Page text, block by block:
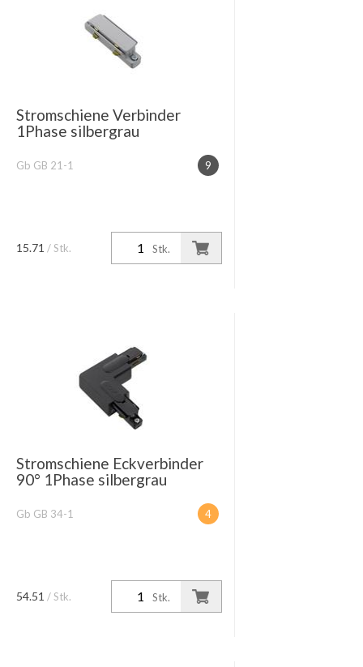
Stromschiene Verbinder
1Phase silbergrau
9
Gb GB 21-1
Stk.
15.71 / Stk.
Stromschiene Eckverbinder
90° 1Phase silbergrau
4
Gb GB 34-1
Stk.
54.51 / Stk.